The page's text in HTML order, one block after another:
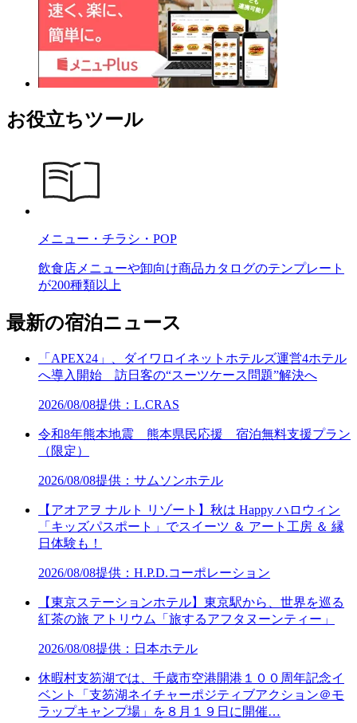
お役立ちツール
メニュー・チラシ・POP
飲食店メニューや卸向け商品カタログのテンプレート
が200種類以上
最新の宿泊ニュース
「APEX24」、ダイワロイネットホテルズ運営4ホテル
へ導入開始 訪日客の“スーツケース問題”解決へ
2026/08/08提供：L.CRAS
令和8年熊本地震 熊本県民応援 宿泊無料支援プラン
（限定）
2026/08/08提供：サムソンホテル
【アオアヲ ナルト リゾート】秋は Happy ハロウィン
「キッズパスポート」でスイーツ ＆ アート工房 ＆ 縁
日体験も！
2026/08/08提供：H.P.D.コーポレーション
【東京ステーションホテル】東京駅から、世界を巡る
紅茶の旅 アトリウム「旅するアフタヌーンティー」
2026/08/08提供：日本ホテル
休暇村支笏湖では、千歳市空港開港１００周年記念イ
ベント「支笏湖ネイチャーポジティブアクション＠モ
ラップキャンプ場」を８月１９日に開催…